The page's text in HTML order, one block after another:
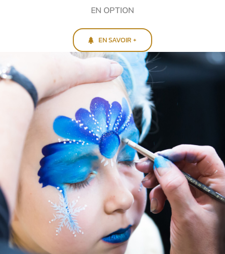
EN OPTION
EN SAVOIR +